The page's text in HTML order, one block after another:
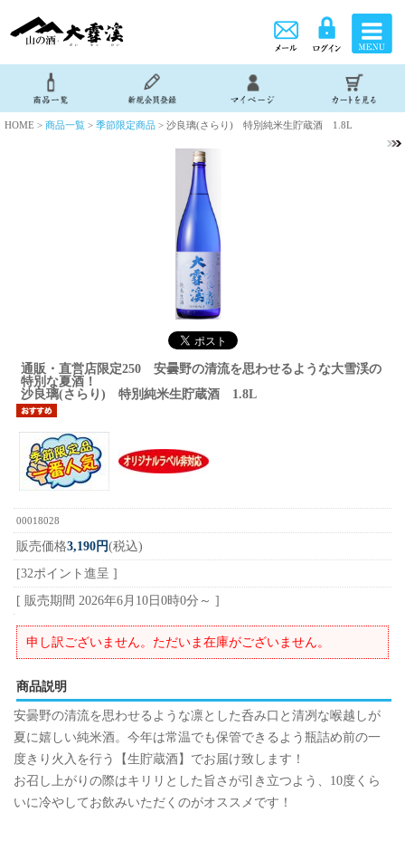
HOME > 商品一覧 > 季節限定商品 > 沙良璃(さらり) 特別純米生貯蔵酒 1.8L
通販・直営店限定250 安曇野の清流を思わせるような大雪渓の
特別な夏酒！
沙良璃(さらり) 特別純米生貯蔵酒 1.8L
00018028
販売価格3,190円(税込)
[32ポイント進呈 ]
[ 販売期間 2026年6月10日0時0分 ～ ]
申し訳ございません。ただいま在庫がございません。
商品説明
安曇野の清流を思わせるような凛とした呑み口と清冽な喉越しが
夏に嬉しい純米酒。今年は常温でも保管できるよう瓶詰め前の一
度きり火入を行う【生貯蔵酒】でお届け致します！
お召し上がりの際はキリリとした旨さが引き立つよう、10度くら
いに冷やしてお飲みいただくのがオススメです！